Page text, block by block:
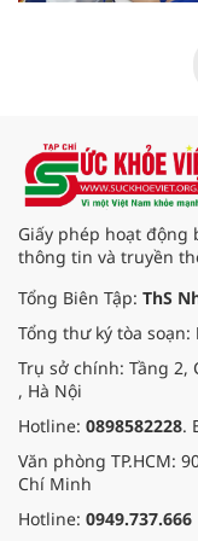
Giấy phép hoạt động
thông tin và truyền
Tổng Biên Tập: ThS
Tổng thư ký tòa soạn:
Trụ sở chính: Tầng 2,
, Hà Nội
Hotline: 0898582228.
Văn phòng TP.HCM:
Chí Minh
Hotline: 0949.737.666